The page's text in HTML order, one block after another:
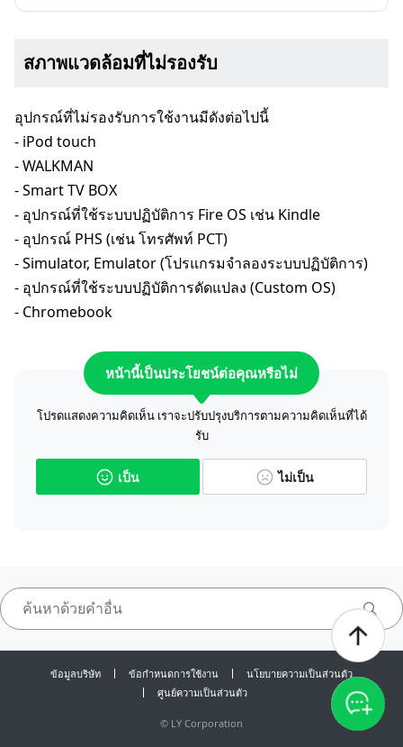
สภาพแวดล้อมที่ไม่รองรับ
อุปกรณ์ที่ไม่รองรับการใช้งานมีดังต่อไปนี้
- iPod touch
- WALKMAN
- Smart TV BOX
- อุปกรณ์ที่ใช้ระบบปฏิบัติการ Fire OS เช่น Kindle
- อุปกรณ์ PHS (เช่น โทรศัพท์ PCT)
- Simulator, Emulator (โปรแกรมจำลองระบบปฏิบัติการ)
- อุปกรณ์ที่ใช้ระบบปฏิบัติการดัดแปลง (Custom OS)
- Chromebook
หน้านี้เป็นประโยชน์ต่อคุณหรือไม่
โปรดแสดงความคิดเห็น เราจะปรับปรุงบริการตามความคิดเห็นที่ได้
รับ
เป็น ไม่เป็น
ข้อมูลบริษัท ข้อกำหนดการใช้งาน
นโยบายความเป็นส่วนตัว
ศูนย์ความเป็นส่วนตัว
© LY Corporation